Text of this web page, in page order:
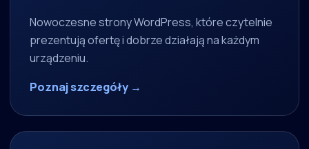
Nowoczesne strony WordPress, które czytelnie
prezentują ofertę i dobrze działają na każdym
urządzeniu.
Poznaj szczegóły →